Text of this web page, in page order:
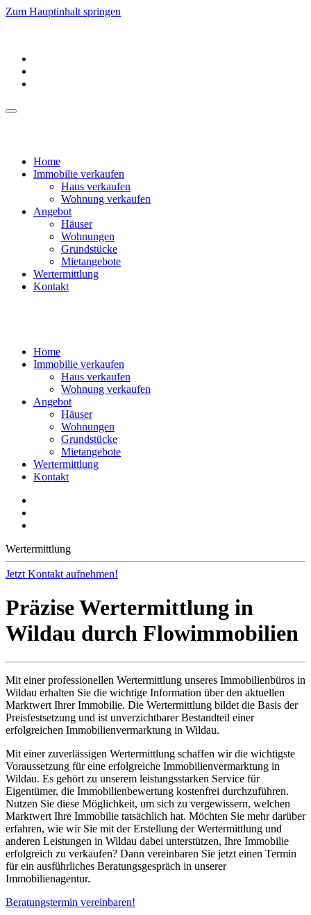
Zum Hauptinhalt springen
Home
Immobilie verkaufen
Haus verkaufen
Wohnung verkaufen
Angebot
Häuser
Wohnungen
Grundstücke
Mietangebote
Wertermittlung
Kontakt
Home
Immobilie verkaufen
Haus verkaufen
Wohnung verkaufen
Angebot
Häuser
Wohnungen
Grundstücke
Mietangebote
Wertermittlung
Kontakt
Wertermittlung
Jetzt Kontakt aufnehmen!
Präzise Wertermittlung in
Wildau durch Flowimmobilien
Mit einer professionellen Wertermittlung unseres Immobilienbüros in
Wildau erhalten Sie die wichtige Information über den aktuellen
Marktwert Ihrer Immobilie. Die Wertermittlung bildet die Basis der
Preisfestsetzung und ist unverzichtbarer Bestandteil einer
erfolgreichen Immobilienvermarktung in Wildau.
Mit einer zuverlässigen Wertermittlung schaffen wir die wichtigste
Voraussetzung für eine erfolgreiche Immobilienvermarktung in
Wildau. Es gehört zu unserem leistungsstarken Service für
Eigentümer, die Immobilienbewertung kostenfrei durchzuführen.
Nutzen Sie diese Möglichkeit, um sich zu vergewissern, welchen
Marktwert Ihre Immobilie tatsächlich hat. Möchten Sie mehr darüber
erfahren, wie wir Sie mit der Erstellung der Wertermittlung und
anderen Leistungen in Wildau dabei unterstützen, Ihre Immobilie
erfolgreich zu verkaufen? Dann vereinbaren Sie jetzt einen Termin
für ein ausführliches Beratungsgespräch in unserer
Immobilienagentur.
Beratungstermin vereinbaren!